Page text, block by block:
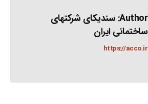
Author: سندیکای شرکتهای
ساختمانی ایران
https://acco.ir